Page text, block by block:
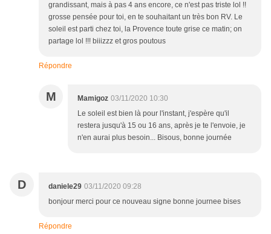
grandissant, mais à pas 4 ans encore, ce n'est pas triste lol !!
grosse pensée pour toi, en te souhaitant un très bon RV. Le
soleil est parti chez toi, la Provence toute grise ce matin; on
partage lol !!! biiizzz et gros poutous
Répondre
M Mamigoz 03/11/2020 10:30
Le soleil est bien là pour l'instant, j'espère qu'il
restera jusqu'à 15 ou 16 ans, après je te l'envoie, je
n'en aurai plus besoin... Bisous, bonne journée
D daniele29 03/11/2020 09:28
bonjour merci pour ce nouveau signe bonne journee bises
Répondre